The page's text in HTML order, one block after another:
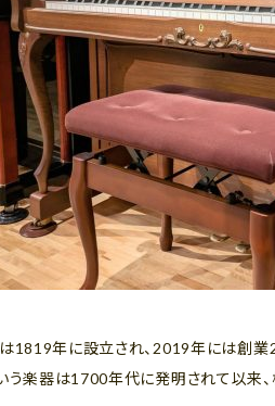
1819年に設立され、2019年には創業
う楽器は1700年代に発明されて以来